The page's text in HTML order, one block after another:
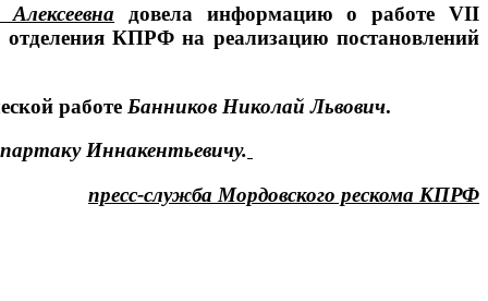
довела информацию о работе VII
КПРФ на реализацию постановлений
работе Банников Николай Львович.
Иннакентьевичу.
пресс-служба Мордовского рескома КПРФ